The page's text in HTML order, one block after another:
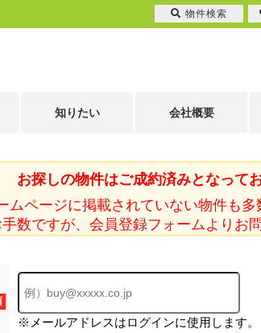
知りたい 会社概要
お探しの物件はご成約済みとなってお
ムページに掲載されていない物件も多
手数ですが、会員登録フォームよりお
※メールアドレスはログインに使用します。
物件検索